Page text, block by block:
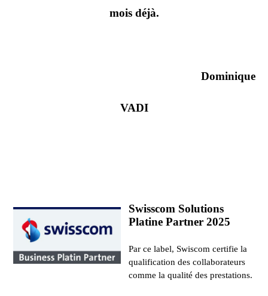
mois déjà.
Dominique
VADI
Swisscom Solutions
Platine Partner 2025
Par ce label, Swiscom certifie la
qualification des collaborateurs
comme la qualité des prestations.